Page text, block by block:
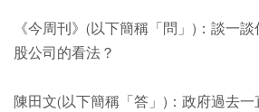
《今周刊》(以下簡稱「問」)：談一
股公司的看法？
陳田文(以下簡稱「答」)：政府過去